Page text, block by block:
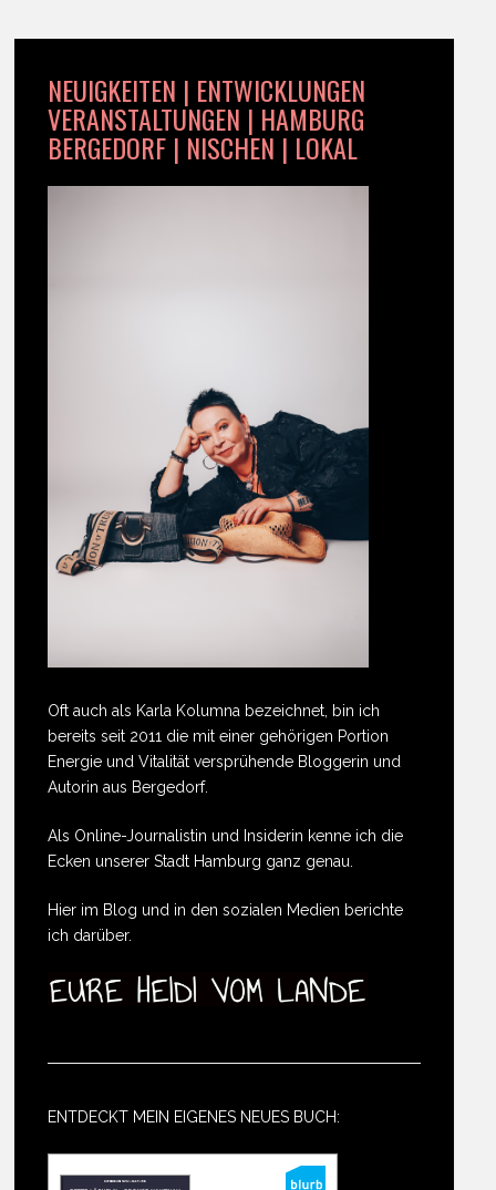
NEUIGKEITEN | ENTWICKLUNGEN
VERANSTALTUNGEN | HAMBURG
BERGEDORF | NISCHEN | LOKAL
Oft auch als Karla Kolumna bezeichnet, bin ich
bereits seit 2011 die mit einer gehörigen Portion
Energie und Vitalität versprühende Bloggerin und
Autorin aus Bergedorf.
Als Online-Journalistin und Insiderin kenne ich die
Ecken unserer Stadt Hamburg ganz genau.
Hier im Blog und in den sozialen Medien berichte
ich darüber.
ENTDECKT MEIN EIGENES NEUES BUCH: